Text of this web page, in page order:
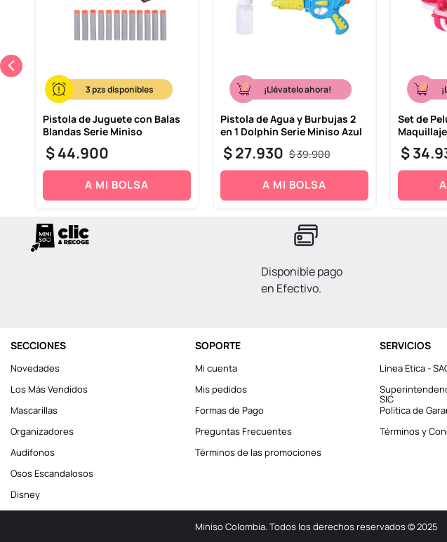
3
Pistola de Juguete con Balas
Blandas Serie Miniso
$44.900
A MI BOLSA
¡Llévatelo ahora!
Pistola de Agua y Burbujas 2
en 1 Dolphin Serie Miniso Azul
$39.900
$27.930
A MI BOLSA
Set de
$34.
Disponible pago
en Efectivo.
SECCIONES
Novedades
Los Más Vendidos
Mascarillas
Organizadores
Audifonos
Osos Escandalosos
Disney
SOPORTE
Mi cuenta
Mis pedidos
Formas de Pago
Preguntas Frecuentes
Términos de las promociones
SERVICIOS
Línea Etica -
SIC
Política de
Términos y
Miniso Colombia. Todos los derechos reservados © 2025